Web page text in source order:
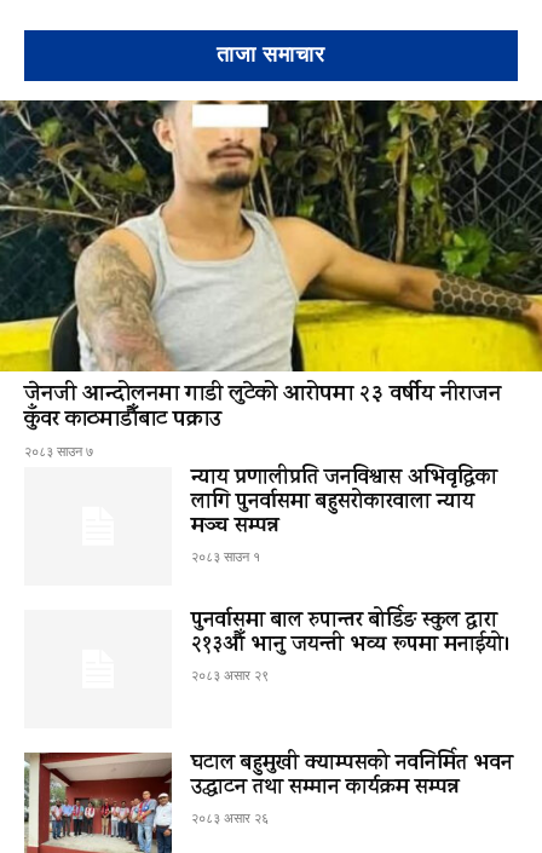
ताजा समाचार
जेनजी आन्दोलनमा गाडी लुटेको आरोपमा २३ वर्षीय नीराजन
कुँवर काठमाडौँबाट पक्राउ
२०८३ साउन ७
न्याय प्रणालीप्रति जनविश्वास अभिवृद्धिका
लागि पुनर्वासमा बहुसरोकारवाला न्याय
मञ्च सम्पन्न
२०८३ साउन १
पुनर्वासमा बाल रुपान्तर बोर्डिङ स्कुल द्धारा
२१३औँ भानु जयन्ती भव्य रूपमा मनाईयो।
२०८३ असार २९
घटाल बहुमुखी क्याम्पसको नवनिर्मित भवन
उद्घाटन तथा सम्मान कार्यक्रम सम्पन्न
२०८३ असार २६